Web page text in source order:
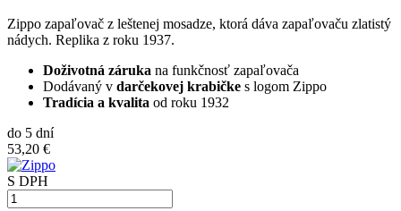
Zippo zapaľovač z leštenej mosadze, ktorá dáva zapaľovaču zlatistý
nádych. Replika z roku 1937.
Doživotná záruka na funkčnosť zapaľovača
Dodávaný v darčekovej krabičke s logom Zippo
Tradícia a kvalita od roku 1932
do 5 dní
53,20 €
S DPH